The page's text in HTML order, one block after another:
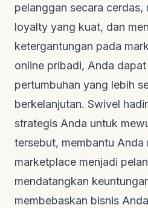
pelanggan secara cerdas,
loyalty yang kuat, dan
ketergantungan pada
online pribadi, Anda
pertumbuhan yang lebih
berkelanjutan. Swivel
strategis Anda untuk
tersebut, membantu Anda
marketplace menjadi
mendatangkan
membebaskan bisnis